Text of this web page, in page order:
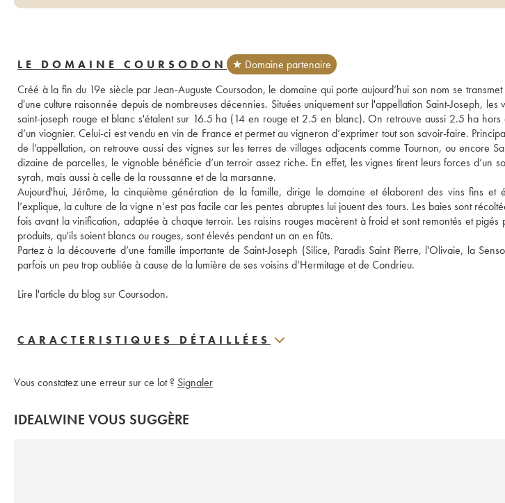
LE DOMAINE COURSODON
★ Domaine partenaire
Créé à la fin du 19e siècle par Jean-Auguste Coursodon, le domaine qui porte aujourd’hui son nom se
d'une culture raisonnée depuis de nombreuses décennies. Situées uniquement sur l'appellation Saint-Joseph,
saint-joseph rouge et blanc s'étalent sur 16.5 ha (14 en rouge et 2.5 en blanc). On retrouve aussi 2.5 ha hors
d’un viognier. Celui-ci est vendu en vin de France et permet au vigneron d’exprimer tout son savoir-faire.
de l’appellation, on retrouve aussi des vignes sur les terres de villages adjacents comme Tournon, ou encore
dizaine de parcelles, le vignoble bénéficie d’un terroir assez riche. En effet, les vignes tirent leurs forces d’un
syrah, mais aussi à celle de la roussanne et de la marsanne.
Aujourd'hui, Jérôme, la cinquième génération de la famille, dirige le domaine et élaborent des vins fins et
l’explique, la culture de la vigne n’est pas facile car les pentes abruptes lui jouent des tours. Les baies sont
fois avant la vinification, adaptée à chaque terroir. Les raisins rouges macèrent à froid et sont remontés et pigés
produits, qu'ils soient blancs ou rouges, sont élevés pendant un an en fûts.
Partez à la découverte d’une famille importante de Saint-Joseph (Silice, Paradis Saint Pierre, l'Olivaie, la
parfois un peu trop oubliée à cause de la lumière de ses voisins d’Hermitage et de Condrieu.
Lire l'article du blog sur Coursodon.
CARACTERISTIQUES DÉTAILLÉES
Vous constatez une erreur sur ce lot ? Signaler
IDEALWINE VOUS SUGGÈRE